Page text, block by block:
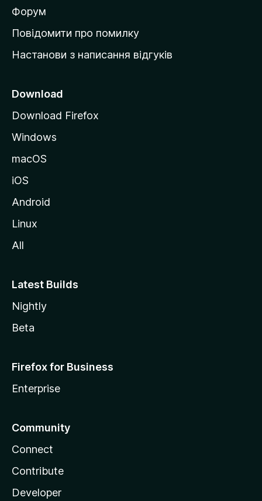
в
к
M
z
l
l
Форум
Повідомити про помилку
Настанови з написання відгуків
Download
Download Firefox
Windows
macOS
iOS
Android
Linux
All
Latest Builds
Nightly
Beta
Firefox for Business
Enterprise
Community
Connect
Contribute
Developer